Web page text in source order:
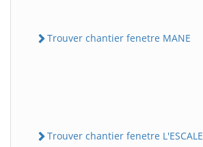
Trouver chantier fenetre MANE
Trouver chantier fenetre L'ESCALE